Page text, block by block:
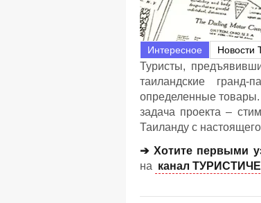
Интересное Новости
Туристы,
таиландские
определенные
задача проекта –
Таиланду с
➔ Хотите первыми
на канал